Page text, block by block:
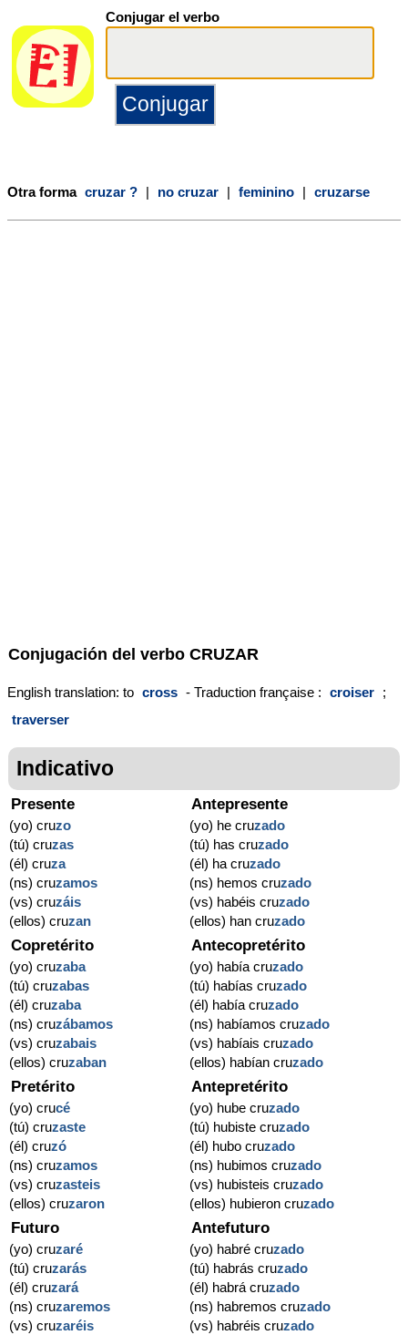
Conjugar el verbo
Otra forma cruzar ? | no cruzar | feminino | cruzarse
Conjugación del verbo CRUZAR
English translation: to cross - Traduction française : croiser ;
traverser
Indicativo
Presente
(yo) cruzo
(tú) cruzas
(él) cruza
(ns) cruzamos
(vs) cruzáis
(ellos) cruzan
Antepresente
(yo) he cruzado
(tú) has cruzado
(él) ha cruzado
(ns) hemos cruzado
(vs) habéis cruzado
(ellos) han cruzado
Copretérito
(yo) cruzaba
(tú) cruzabas
(él) cruzaba
(ns) cruzábamos
(vs) cruzabais
(ellos) cruzaban
Antecopretérito
(yo) había cruzado
(tú) habías cruzado
(él) había cruzado
(ns) habíamos cruzado
(vs) habíais cruzado
(ellos) habían cruzado
Pretérito
(yo) crucé
(tú) cruzaste
(él) cruzó
(ns) cruzamos
(vs) cruzasteis
(ellos) cruzaron
Antepretérito
(yo) hube cruzado
(tú) hubiste cruzado
(él) hubo cruzado
(ns) hubimos cruzado
(vs) hubisteis cruzado
(ellos) hubieron cruzado
Futuro
(yo) cruzaré
(tú) cruzarás
(él) cruzará
(ns) cruzaremos
(vs) cruzaréis
Antefuturo
(yo) habré cruzado
(tú) habrás cruzado
(él) habrá cruzado
(ns) habremos cruzado
(vs) habréis cruzado